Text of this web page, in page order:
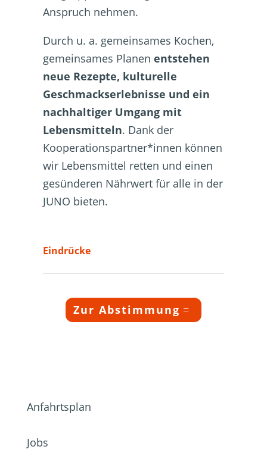
Anspruch nehmen.
Durch u. a. gemeinsames Kochen,
gemeinsames Planen entstehen
neue Rezepte, kulturelle
Geschmackserlebnisse und ein
nachhaltiger Umgang mit
Lebensmitteln. Dank der
Kooperationspartner*innen können
wir Lebensmittel retten und einen
gesünderen Nährwert für alle in der
JUNO bieten.
Eindrücke
Zur Abstimmung
Anfahrtsplan
Jobs